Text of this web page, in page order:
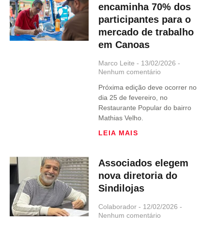
encaminha 70% dos
participantes para o
mercado de trabalho
em Canoas
Marco Leite
13/02/2026
Nenhum comentário
Próxima edição deve ocorrer no
dia 25 de fevereiro, no
Restaurante Popular do bairro
Mathias Velho.
LEIA MAIS
Associados elegem
nova diretoria do
Sindilojas
Colaborador
12/02/2026
Nenhum comentário